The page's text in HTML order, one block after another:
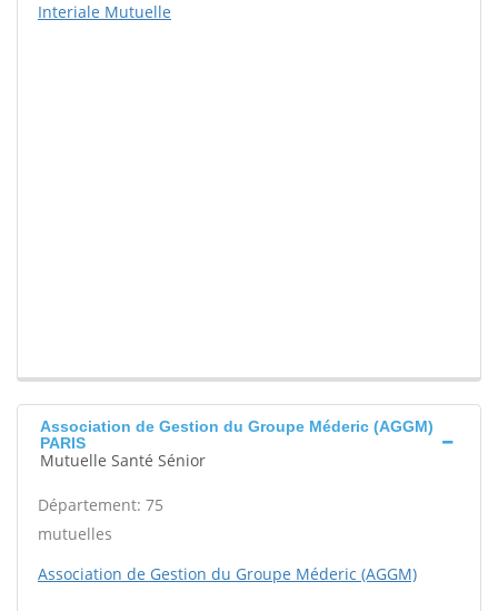
Interiale Mutuelle
Association de Gestion du Groupe Méderic (AGGM)
PARIS
Mutuelle Santé Sénior
Département: 75
mutuelles
Association de Gestion du Groupe Méderic (AGGM)